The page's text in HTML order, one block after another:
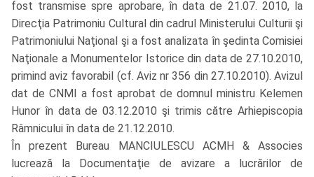
fost transmise spre aprobare, în data de 21.07. 2010, la
Direcţia Patrimoniu Cultural din cadrul Ministerului Culturii şi
Patrimoniului Naţional şi a fost analizata în şedinta Comisiei
Naţionale a Monumentelor Istorice din data de 27.10.2010,
primind aviz favorabil (cf. Aviz nr 356 din 27.10.2010). Avizul
dat de CNMI a fost aprobat de domnul ministru Kelemen
Hunor în data de 03.12.2010 şi trimis către Arhiepiscopia
Râmnicului în data de 21.12.2010.
În prezent Bureau MANCIULESCU ACMH & Associes
lucrează la Documentaţie de avizare a lucrărilor de